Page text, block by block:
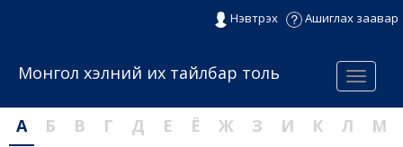
Нэвтрэх Ашиглах заавар
Menu
Монгол хэлний их тайлбар толь
А Б В Г Д Е Ё Ж З И К Л
М